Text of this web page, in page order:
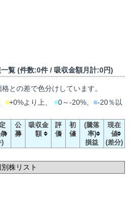
覧 (件数:0件 / 吸収金額月計:0円)
との差で色分けしています。
■+0%より上、 ■0～-20%、 ■-20％以
)
公
募
吸収金
額
評
価
初
値
(騰落
率)
損益
現在
値
(差分)
株リスト